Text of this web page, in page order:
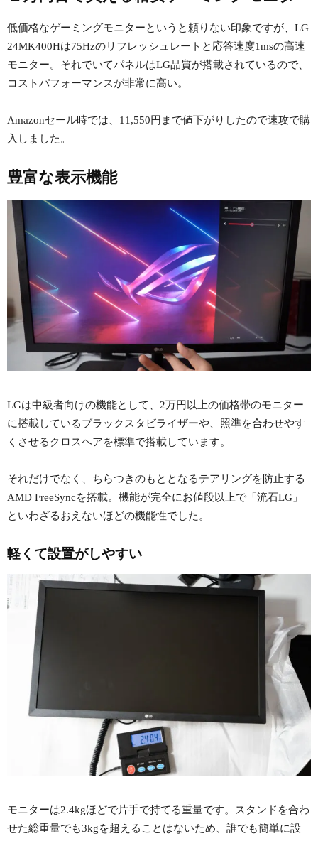
低価格なゲーミングモニターというと頼りない印象ですが、LG
24MK400Hは75Hzのリフレッシュレートと応答速度1msの高速
モニター。それでいてパネルはLG品質が搭載されているので、
コストパフォーマンスが非常に高い。
Amazonセール時では、11,550円まで値下がりしたので速攻で購
入しました。
豊富な表示機能
LGは中級者向けの機能として、2万円以上の価格帯のモニター
に搭載しているブラックスタビライザーや、照準を合わせやす
くさせるクロスヘアを標準で搭載しています。
それだけでなく、ちらつきのもととなるテアリングを防止する
AMD FreeSyncを搭載。機能が完全にお値段以上で「流石LG」
といわざるおえないほどの機能性でした。
軽くて設置がしやすい
モニターは2.4kgほどで片手で持てる重量です。スタンドを合わ
せた総重量でも3kgを超えることはないため、誰でも簡単に設